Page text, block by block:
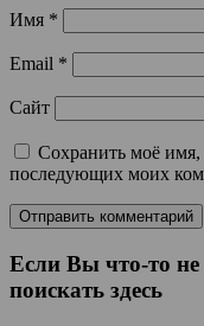
Имя *
Email *
Сайт
Сохранить моё имя,
последующих моих
Если Вы что-то
поискать здесь